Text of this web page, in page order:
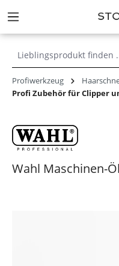
springen
Profiwerkzeug
Profi Zubehör für Clipper
Wahl Maschinen-